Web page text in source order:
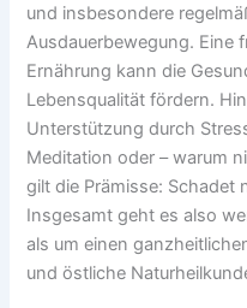
und insbesondere
Ausdauerbewegung. Eine
Ernährung kann die
Lebensqualität fördern.
Unterstützung durch
Meditation oder – warum
gilt die Prämisse: Schadet
Insgesamt geht es also
als um einen
und östliche